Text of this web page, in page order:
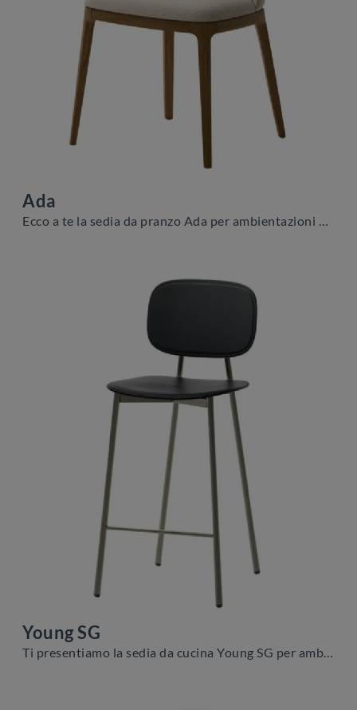
Ada
Ecco a te la sedia da pranzo Ada per ambientazioni moderne, tra le più originali Sedie fisse di Veneta Cucine.
Young SG
Ti presentiamo la sedia da cucina Young SG per ambientazioni moderne, tra le più originali Sedie sgabelli di Veneta Cucine.